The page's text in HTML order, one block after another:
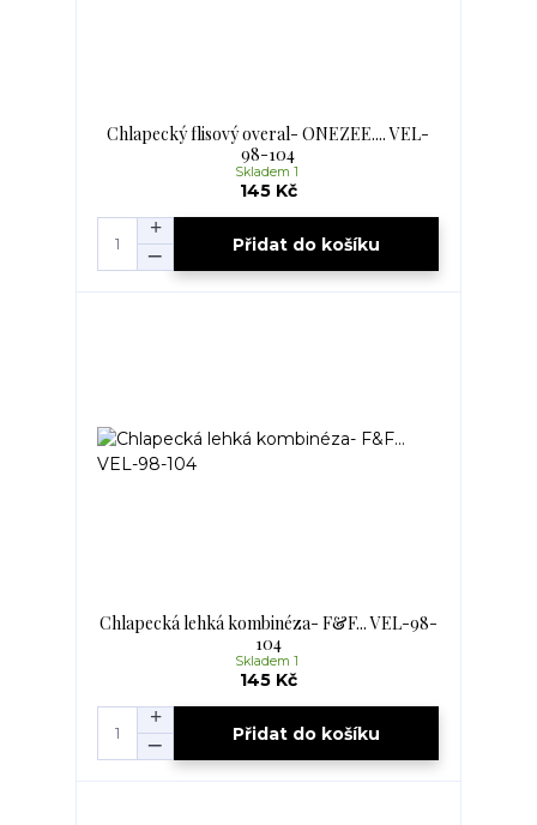
Chlapecký flisový overal- ONEZEE.... VEL-
98-104
145 Kč
Skladem 1
Přidat do košíku
Chlapecká lehká kombinéza- F&F... VEL-98-
104
145 Kč
Skladem 1
Přidat do košíku